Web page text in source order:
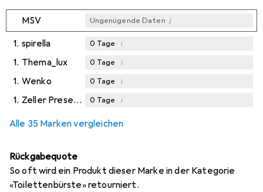
MSV Ungenügende Daten i
1. spirella 0 Tage i
1. Thema_lux 0 Tage i
1. Wenko 0 Tage i
1. Zeller Present 0 Tage i
Alle 35 Marken vergleichen
Rückgabequote
So oft wird ein Produkt dieser Marke in der Kategorie
«Toilettenbürste» retourniert.